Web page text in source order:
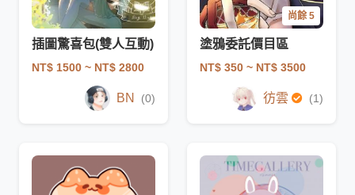
插圖驚喜包(雙人互動)
NT$ 1500 ~ NT$ 2800
BN (0)
尚餘 5
塗鴉委託價目區
NT$ 350 ~ NT$ 3500
彷雲 (1)